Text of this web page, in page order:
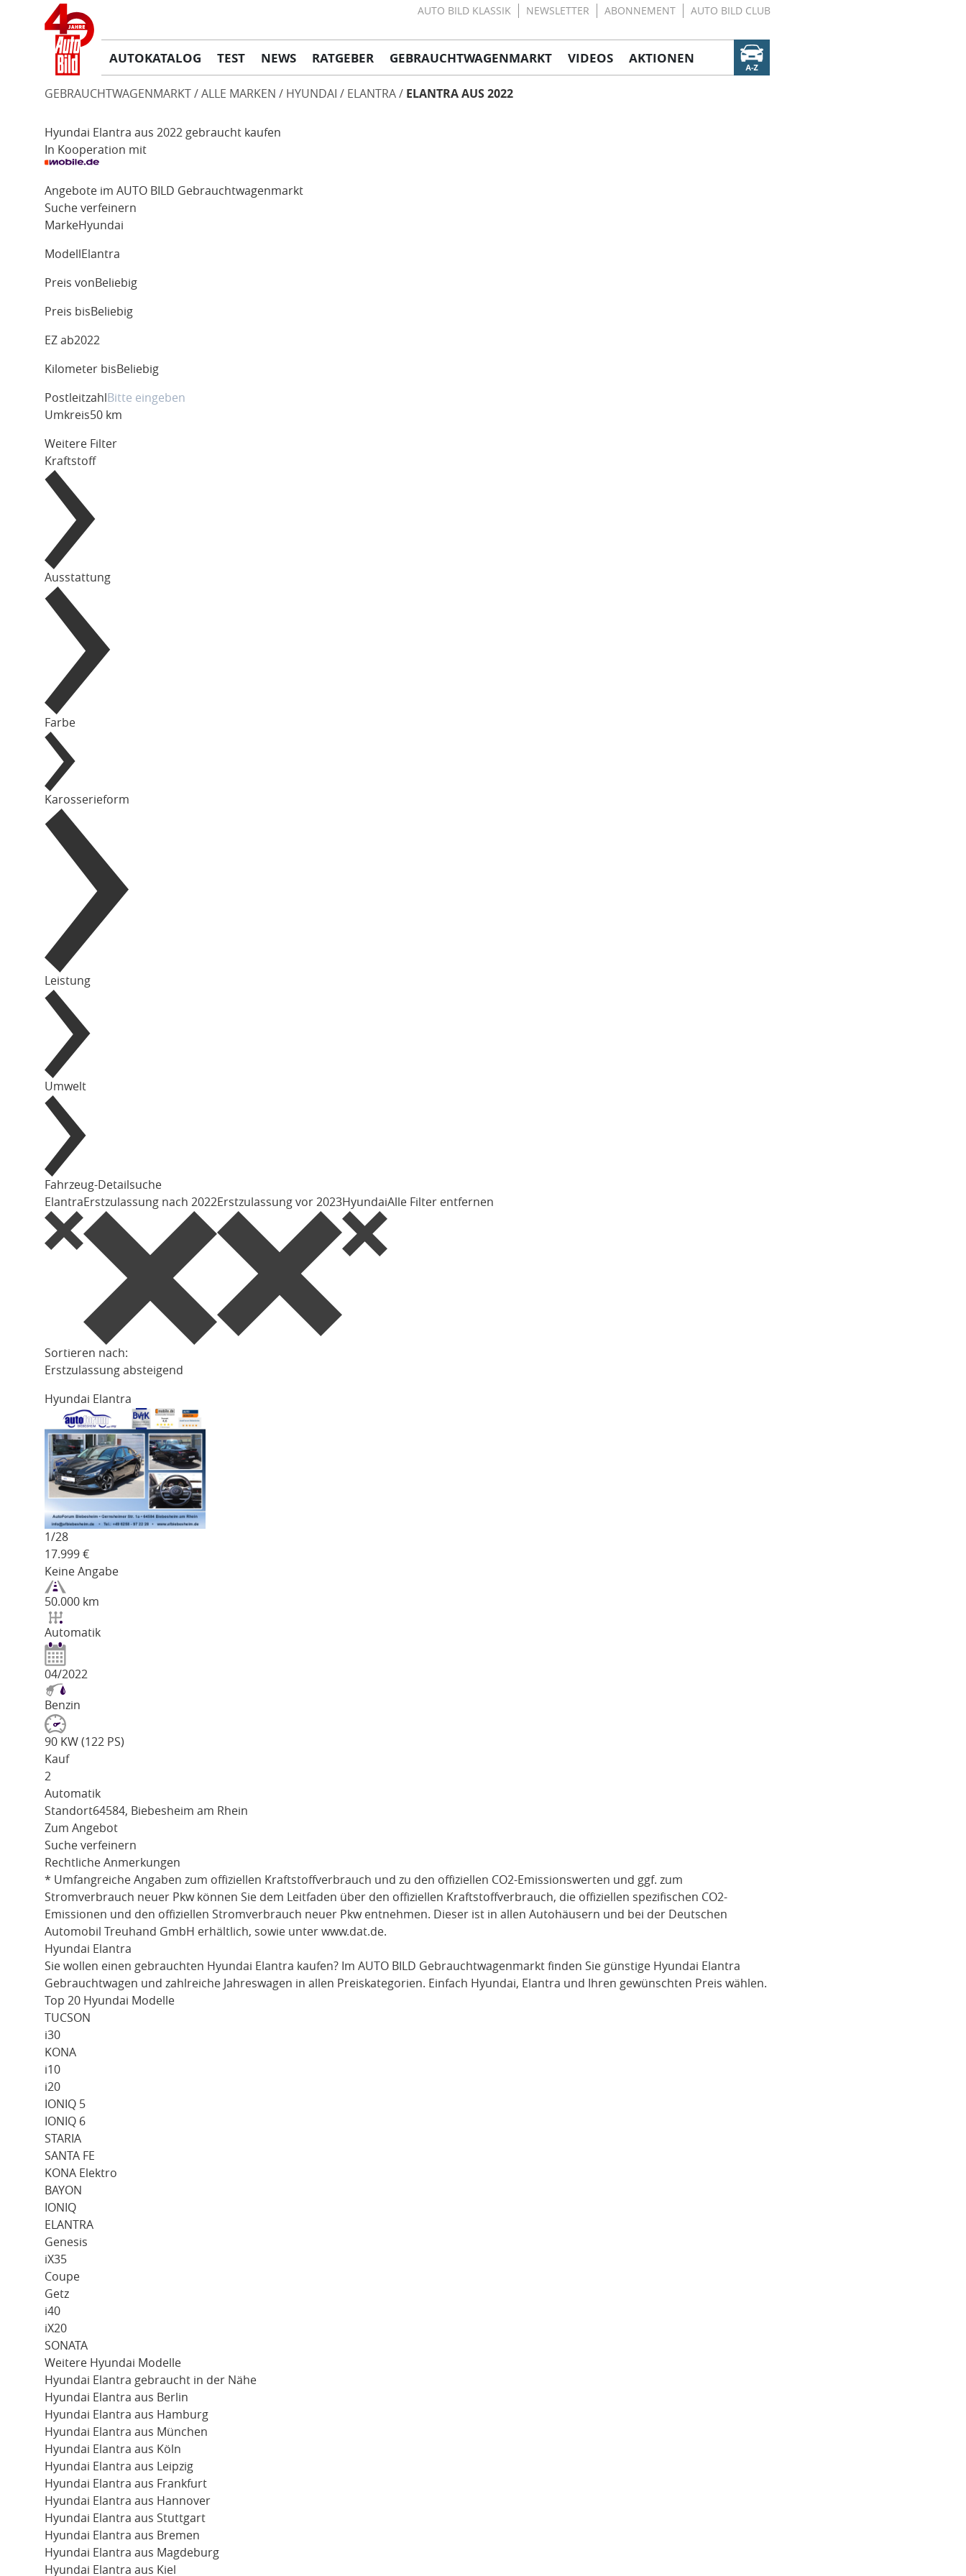
AUTO BILD KLASSIK NEWSLETTER ABONNEMENT AUTO BILD CLUB
AUTOKATALOG TEST NEWS RATGEBER GEBRAUCHTWAGENMARKT VIDEOS AKTIONEN
GEBRAUCHTWAGENMARKT ALLE MARKEN HYUNDAI ELANTRA ELANTRA AUS 2022
Hyundai Elantra aus 2022 gebraucht kaufen
In Kooperation mit
Angebote im AUTO BILD Gebrauchtwagenmarkt
Suche verfeinern
MarkeHyundai
Modell Elantra
Preis von Beliebig
Preis bis Beliebig
EZ ab2022
Kilometer bis Beliebig
Postleitzahl
Umkreis50 km
Weitere Filter
Kraftstoff
Ausstattung
Farbe
Karosserieform
Leistung
Umwelt
Fahrzeug-Detailsuche
ElantraErstzulassung nach 2022Erstzulassung vor 2023HyundaiAlle Filter entfernen
Sortieren nach:
Erstzulassung absteigend
Hyundai Elantra
1/28
17.999 €
Keine Angabe
50.000 km
Automatik
04/2022
Benzin
90 KW (122 PS)
Kauf
2
Automatik
Standort64584, Biebesheim am Rhein
Zum Angebot
Suche verfeinern
Rechtliche Anmerkungen
* Umfangreiche Angaben zum offiziellen Kraftstoffverbrauch und zu den offiziellen CO2-Emissionswerten und ggf. zum
Stromverbrauch neuer Pkw können Sie dem Leitfaden über den offiziellen Kraftstoffverbrauch, die offiziellen spezifischen CO2-
Emissionen und den offiziellen Stromverbrauch neuer Pkw entnehmen. Dieser ist in allen Autohäusern und bei der Deutschen
Automobil Treuhand GmbH erhältlich, sowie unter www.dat.de.
Hyundai Elantra
Sie wollen einen gebrauchten Hyundai Elantra kaufen? Im AUTO BILD Gebrauchtwagenmarkt finden Sie günstige Hyundai Elantra
Gebrauchtwagen und zahlreiche Jahreswagen in allen Preiskategorien. Einfach Hyundai, Elantra und Ihren gewünschten Preis wählen.
Top 20 Hyundai Modelle
TUCSON
i30
KONA
i10
i20
IONIQ 5
IONIQ 6
STARIA
SANTA FE
KONA Elektro
BAYON
IONIQ
ELANTRA
Genesis
iX35
Coupe
Getz
i40
iX20
SONATA
Weitere Hyundai Modelle
Hyundai Elantra gebraucht in der Nähe
Hyundai Elantra aus Berlin
Hyundai Elantra aus Hamburg
Hyundai Elantra aus München
Hyundai Elantra aus Köln
Hyundai Elantra aus Leipzig
Hyundai Elantra aus Frankfurt
Hyundai Elantra aus Hannover
Hyundai Elantra aus Stuttgart
Hyundai Elantra aus Bremen
Hyundai Elantra aus Magdeburg
Hyundai Elantra aus Kiel